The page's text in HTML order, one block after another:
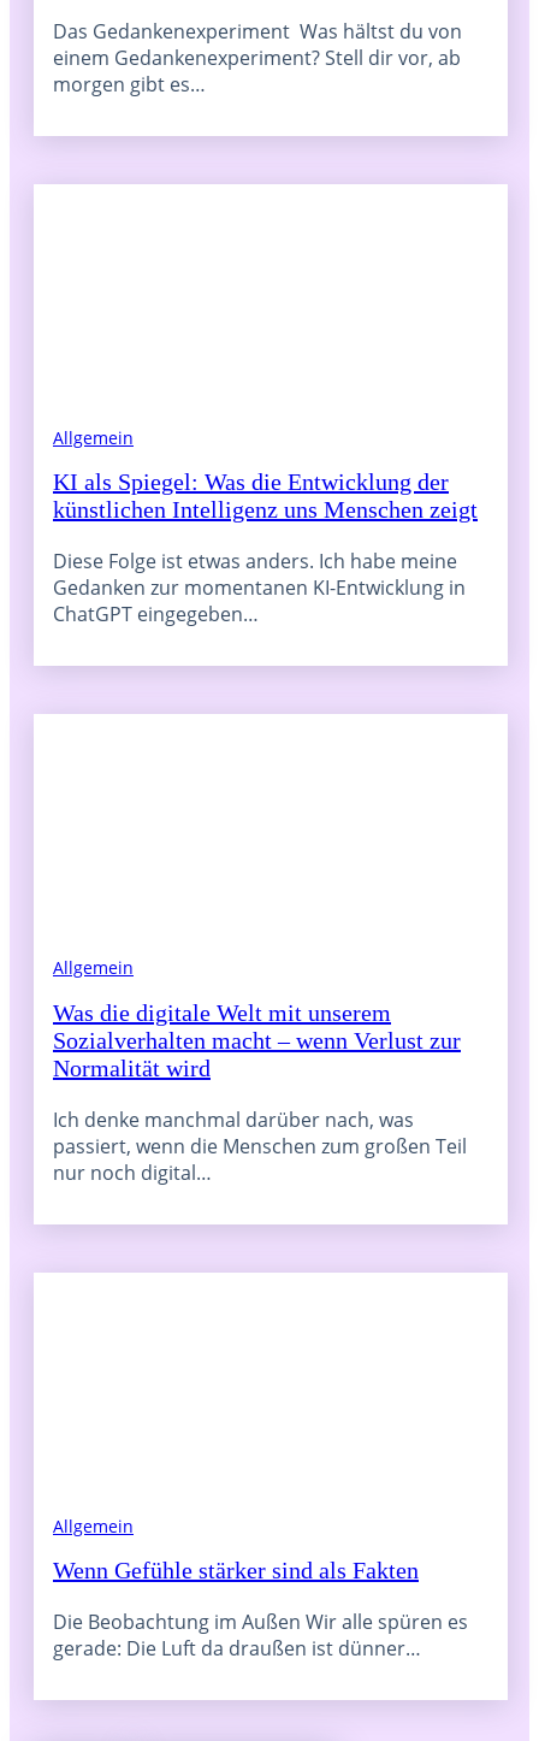
Das Gedankenexperiment Was hältst du von
einem Gedankenexperiment? Stell dir vor, ab
morgen gibt es…
Allgemein
KI als Spiegel: Was die Entwicklung der
künstlichen Intelligenz uns Menschen zeigt
Diese Folge ist etwas anders. Ich habe meine
Gedanken zur momentanen KI-Entwicklung in
ChatGPT eingegeben…
Allgemein
Was die digitale Welt mit unserem
Sozialverhalten macht – wenn Verlust zur
Normalität wird
Ich denke manchmal darüber nach, was
passiert, wenn die Menschen zum großen Teil
nur noch digital…
Allgemein
Wenn Gefühle stärker sind als Fakten
Die Beobachtung im Außen Wir alle spüren es
gerade: Die Luft da draußen ist dünner…